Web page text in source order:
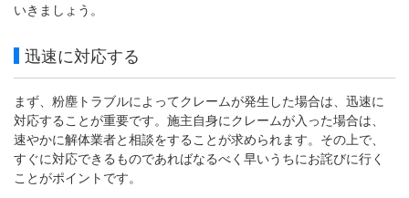
いきましょう。
迅速に対応する
まず、粉塵トラブルによってクレームが発生した場合は、迅速に
対応することが重要です。施主自身にクレームが入った場合は、
速やかに解体業者と相談をすることが求められます。その上で、
すぐに対応できるものであればなるべく早いうちにお詫びに行く
ことがポイントです。